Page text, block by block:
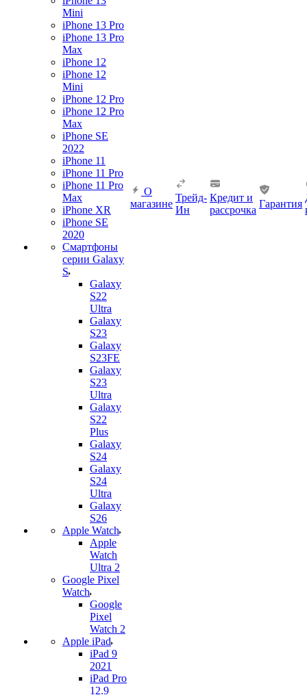
Mini
iPhone 13 Pro
iPhone 13 Pro
Max
iPhone 12
iPhone 12
Mini
iPhone 12 Pro
iPhone 12 Pro
Max
iPhone SE
2022
iPhone 11
iPhone 11 Pro
iPhone 11 Pro
Max
iPhone XR
iPhone SE
2020
Смартфоны
серии Galaxy
S
Galaxy
S22
Ultra
Galaxy
S23
Galaxy
S23FE
Galaxy
S23
Ultra
Galaxy
S22
Plus
Galaxy
S24
Galaxy
S24
Ultra
Galaxy
S26
Apple Watch
Apple
Watch
Ultra 2
Google Pixel
Watch
Google
Pixel
Watch 2
Apple iPad
iPad 9
2021
iPad Pro
12.9
О
магазине
Трейд-
Ин
Кредит и
рассрочка
Гарантия